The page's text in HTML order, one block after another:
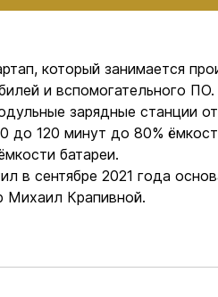
который занимается
и вспомогательного
зарядные станции
до 120 минут до 80%
батареи.
в сентябре 2021 года
Михаил Крапивной.